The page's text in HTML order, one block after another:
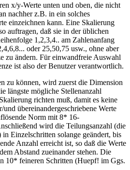
x/y-Werte unten und oben, die nicht
nachher z.B. in ein solches
einzeichnen kann. Eine Skalierung
auftragen, daß sie in der üblichen
1,2,3,4.. am Zahlenanfang
oder 25,50,75 usw., ohne aber
zu ändern. Für einwandfreie Auswahl
ist also der Benutzer verantwortlich.
zu können, wird zuerst die Dimension
längste mögliche Stellenanzahl
richten muß, damit es keine
übereinandergeschriebene Werte
Norm mit 8* 16-
wird die Teilungsanzahl (die
Einzelschritten solange geändert, bis
Anzahl erreicht ist, so daß die Werte
Abstand zueinander stehen. Die
10* feineren Schritten (Huepf! im Ggs.